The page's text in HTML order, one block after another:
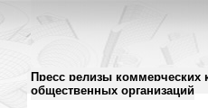
Пресс релизы коммерческих
общественных организаций
Архив пресс-релизов//